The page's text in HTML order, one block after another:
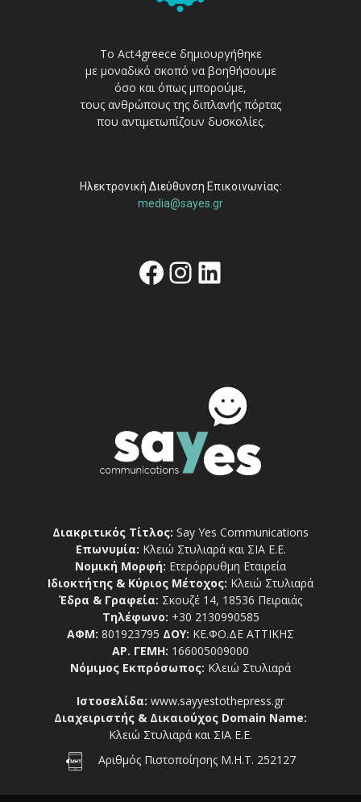
Το Act4greece δημιουργήθηκε
με μοναδικό σκοπό να βοηθήσουμε
όσο και όπως μπορούμε,
τους ανθρώπους της διπλανής πόρτας
που αντιμετωπίζουν δυσκολίες.
Ηλεκτρονική Διεύθυνση Επικοινωνίας:
media@sayes.gr
Facebook
Instagram
Linkedin
Διακριτικός Τίτλος: Say Yes Communications
Επωνυμία: Κλειώ Στυλιαρά και ΣΙΑ Ε.Ε.
Νομική Μορφή: Ετερόρρυθμη Εταιρεία
Ιδιοκτήτης & Κύριος Μέτοχος: Κλειώ Στυλιαρά
Έδρα & Γραφεία: Σκουζέ 14, 18536 Πειραιάς
Τηλέφωνο: +30 2130990585
ΑΦΜ: 801923795 ΔΟΥ: ΚΕ.ΦΟ.ΔΕ ΑΤΤΙΚΗΣ
ΑΡ. ΓΕΜΗ: 166005009000
Νόμιμος Εκπρόσωπος: Κλειώ Στυλιαρά
Ιστοσελίδα: www.sayyestothepress.gr
Διαχειριστής & Δικαιούχος Domain Name:
Κλειώ Στυλιαρά και ΣΙΑ Ε.Ε.
Αριθμός Πιστοποίησης Μ.Η.Τ. 252127